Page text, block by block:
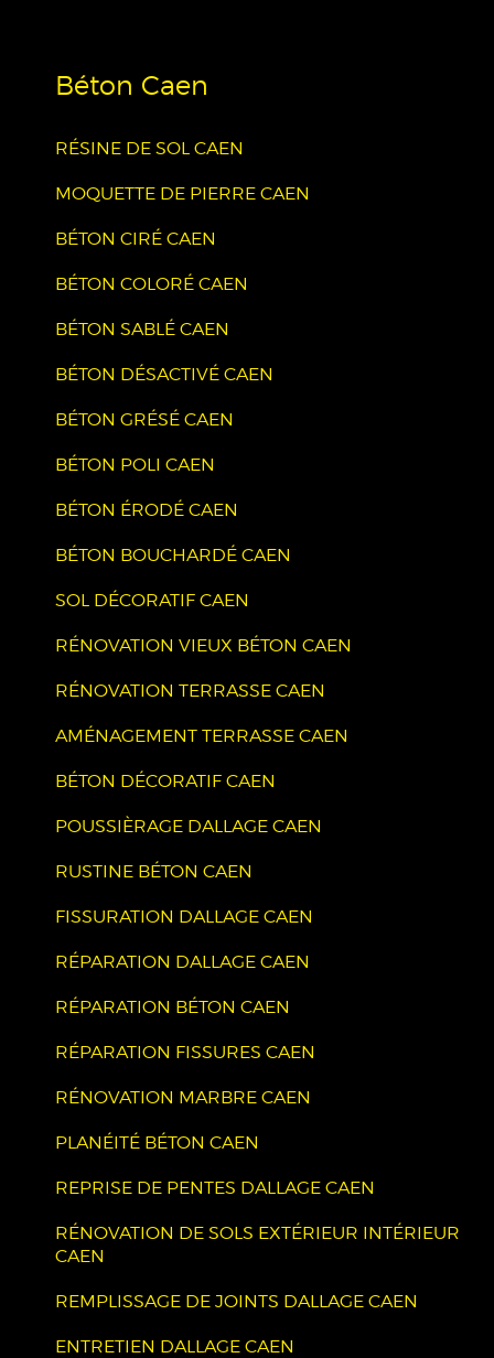
Béton Caen
RÉSINE DE SOL CAEN
MOQUETTE DE PIERRE CAEN
BÉTON CIRÉ CAEN
BÉTON COLORÉ CAEN
BÉTON SABLÉ CAEN
BÉTON DÉSACTIVÉ CAEN
BÉTON GRÉSÉ CAEN
BÉTON POLI CAEN
BÉTON ÉRODÉ CAEN
BÉTON BOUCHARDÉ CAEN
SOL DÉCORATIF CAEN
RÉNOVATION VIEUX BÉTON CAEN
RÉNOVATION TERRASSE CAEN
AMÉNAGEMENT TERRASSE CAEN
BÉTON DÉCORATIF CAEN
POUSSIÈRAGE DALLAGE CAEN
RUSTINE BÉTON CAEN
FISSURATION DALLAGE CAEN
RÉPARATION DALLAGE CAEN
RÉPARATION BÉTON CAEN
RÉPARATION FISSURES CAEN
RÉNOVATION MARBRE CAEN
PLANÉITÉ BÉTON CAEN
REPRISE DE PENTES DALLAGE CAEN
RÉNOVATION DE SOLS EXTÉRIEUR INTÉRIEUR
CAEN
REMPLISSAGE DE JOINTS DALLAGE CAEN
ENTRETIEN DALLAGE CAEN